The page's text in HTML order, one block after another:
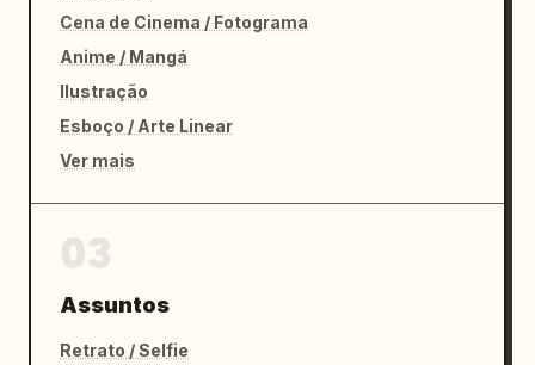
Cena de Cinema / Fotograma
Anime / Mangá
Ilustração
Esboço / Arte Linear
Ver mais
Assuntos
Retrato / Selfie